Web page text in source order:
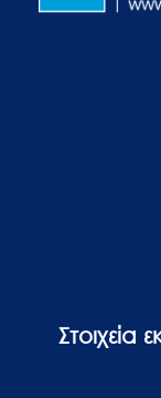
Στοιχεία